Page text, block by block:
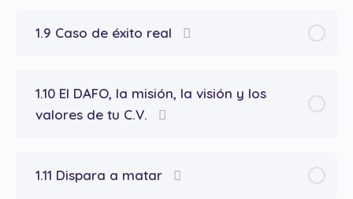
1.9 Caso de éxito real
1.10 El DAFO, la misión, la visión y los
valores de tu C.V.
1.11 Dispara a matar